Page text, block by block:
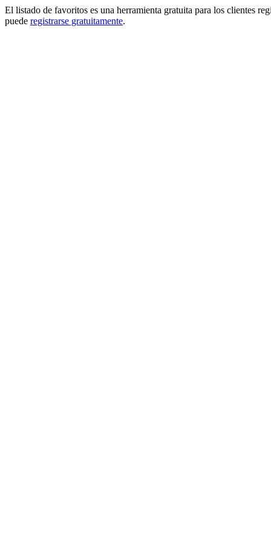
El listado de favoritos es una herramienta gratuita para los clientes
puede registrarse gratuitamente.